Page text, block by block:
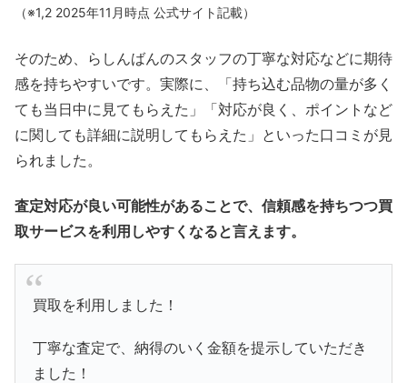
（※1,2 2025年11月時点 公式サイト記載）
そのため、らしんばんのスタッフの丁寧な対応などに期待
感を持ちやすいです。実際に、「持ち込む品物の量が多く
ても当日中に見てもらえた」「対応が良く、ポイントなど
に関しても詳細に説明してもらえた」といった口コミが見
られました。
査定対応が良い可能性があることで、信頼感を持ちつつ買
取サービスを利用しやすくなると言えます。
買取を利用しました！
丁寧な査定で、納得のいく金額を提示していただき
ました！